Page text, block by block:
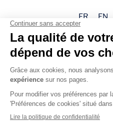
FR EN
Politique de
Gestion